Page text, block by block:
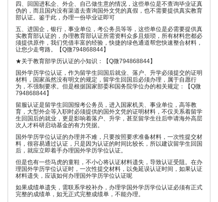
四、回国进私企、外企、自己做生意的情况，这些单位是不查询毕业证真
伪的，而且国内没有渠道去查询国外文凭的真假，也不需要提供真实教育
部认证。鉴于此，办理一份毕业证即可
五、进国企，银行，事业单位，考公务员等等，这些单位是必需要提供真
实教育部认证的，办理教育部认证所需资料众多且烦琐，所有材料您都必
须提供原件，我们凭借丰富的经验，快捷的绿色通道帮您快速整合材料，
让您少走弯路。【Q微794868844】
★关于教育部学历认证的小知识：【Q微794868844】
国外学历学位认证，作为留学生回国后就业、落户、升学必须提交的证明
材料，国家虽然没有明文的规定，留学生回国后必须办理，属于自愿行
为，不强制要求。但是根据国家部委和国务院学位办的相关规定：【Q微
794868844】
留服认证是留学生回国报考公务员，进入国家机关、事业单位，高等教
育，大型外企等入职时必须提供的国外文凭的证明材料，不仅关系着留学
生回国后的就业，更是影响着落户、升学，甚至留学生往后申请海外高层
次人才科研启动基金的有力凭据。
国外学历学位认证的办理并不难，只要按照要求准备材料，一次性提交材
料，很容易通过认证，只是因为认证的时间比较长，所以建议留学生回国
后，就应立即着手办理国外学历学位认证。
但是也有一些马虎的童鞋，不小心将认证材料遗失，导致认证受阻。在办
理国外学历学位认证时，一次性提交材料，以免延误认证时间，如果认证
材料遗失，应该如何办理国外学历学位认证呢
如果成绩单遗失，需联系学校补办，办理学国外学历学位认证必须有正式
完整的成绩单，如无正式完整成绩单，不能办理。